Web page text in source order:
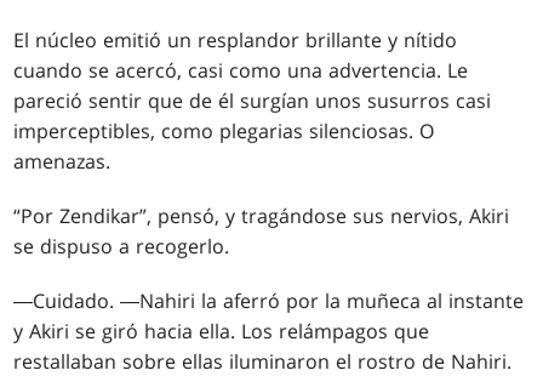
El núcleo emitió un resplandor brillante y nítido
cuando se acercó, casi como una advertencia. Le
pareció sentir que de él surgían unos susurros casi
imperceptibles, como plegarias silenciosas. O
amenazas.
“Por Zendikar”, pensó, y tragándose sus nervios, Akiri
se dispuso a recogerlo.
―Cuidado. ―Nahiri la aferró por la muñeca al instante
y Akiri se giró hacia ella. Los relámpagos que
restallaban sobre ellas iluminaron el rostro de Nahiri.